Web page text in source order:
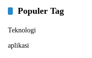
Populer Tag
Teknologi
aplikasi